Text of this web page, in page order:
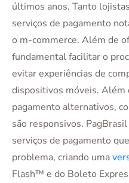
últimos anos. Tanto
serviços de pagamento
o m-commerce. Além de
fundamental facilitar o
evitar experiências de
dispositivos móveis. Além
pagamento alternativos,
são responsivos.
serviços de pagamento
problema, criando uma
Flash™ e do Boleto